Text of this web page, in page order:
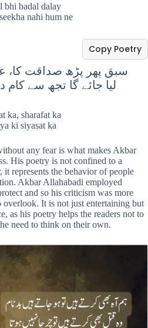
bhi badal dalay
nahi hum ne
سبق پھر پڑھ صداقت کا،
لیا جائے گا تجھ سے
Copy Poetry
ka, sharafat ka
ki siyasat ka
any fear is what makes Akbar
His poetry is not confined to a
represents the behavior of people
Akbar Allahabadi employed
and so his criticism was more
It is not just entertaining but
as his poetry helps the readers not to
need to think on their own.